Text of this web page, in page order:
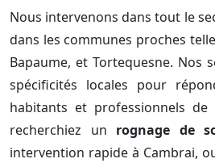
Nous intervenons dans tout le
dans les communes proches
Bapaume, et Tortequesne. Nos
spécificités locales pour
habitants et professionnels de
recherchiez un rognage de
intervention rapide à Cambrai,